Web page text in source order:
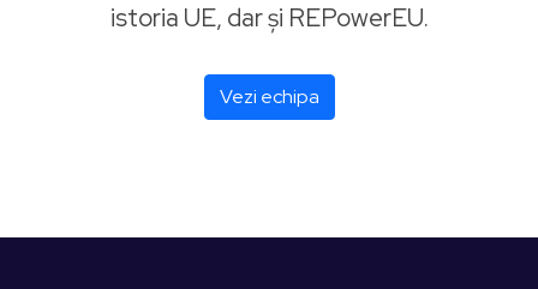
istoria UE, dar și REPowerEU.
Vezi echipa